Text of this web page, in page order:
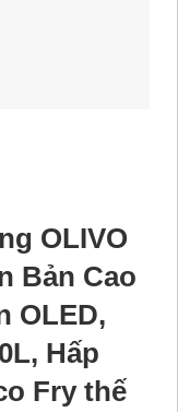
OLIVO
Bản Cao
OLED,
Hấp
Fry thế